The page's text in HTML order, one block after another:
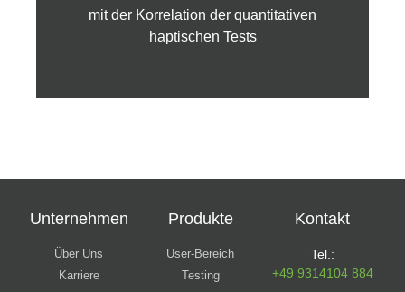
mit der Korrelation der quantitativen
haptischen Tests
Probandenstudie
Unternehmen
Über Uns
Karriere
Produkte
User-Bereich
Testing
Kontakt
Tel.:
+49 9314104 884